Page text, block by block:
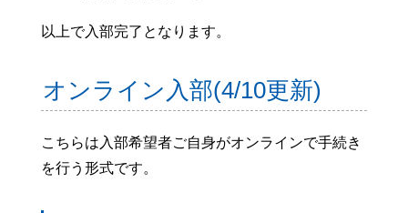
以上で入部完了となります。
オンライン入部(4/10更新)
こちらは入部希望者ご自身がオンラインで手続き
を行う形式です。